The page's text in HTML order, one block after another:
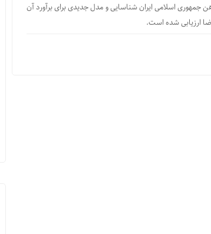
جمهوری اسلامی ایران شناسایی و مدل جدیدی برای برآورد آن
ارزیابی شده است.